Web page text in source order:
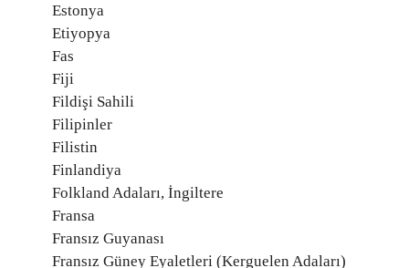
Estonya
Etiyopya
Fas
Fiji
Fildişi Sahili
Filipinler
Filistin
Finlandiya
Folkland Adaları, İngiltere
Fransa
Fransız Guyanası
Fransız Güney Eyaletleri (Kerguelen Adaları)